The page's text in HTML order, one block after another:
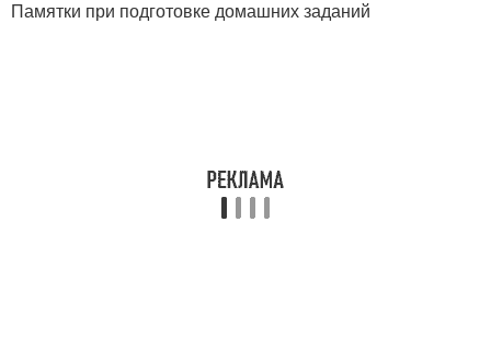
Памятки при подготовке домашних заданий